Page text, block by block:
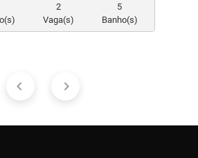
2
Vaga(s)
5
Banho(s)